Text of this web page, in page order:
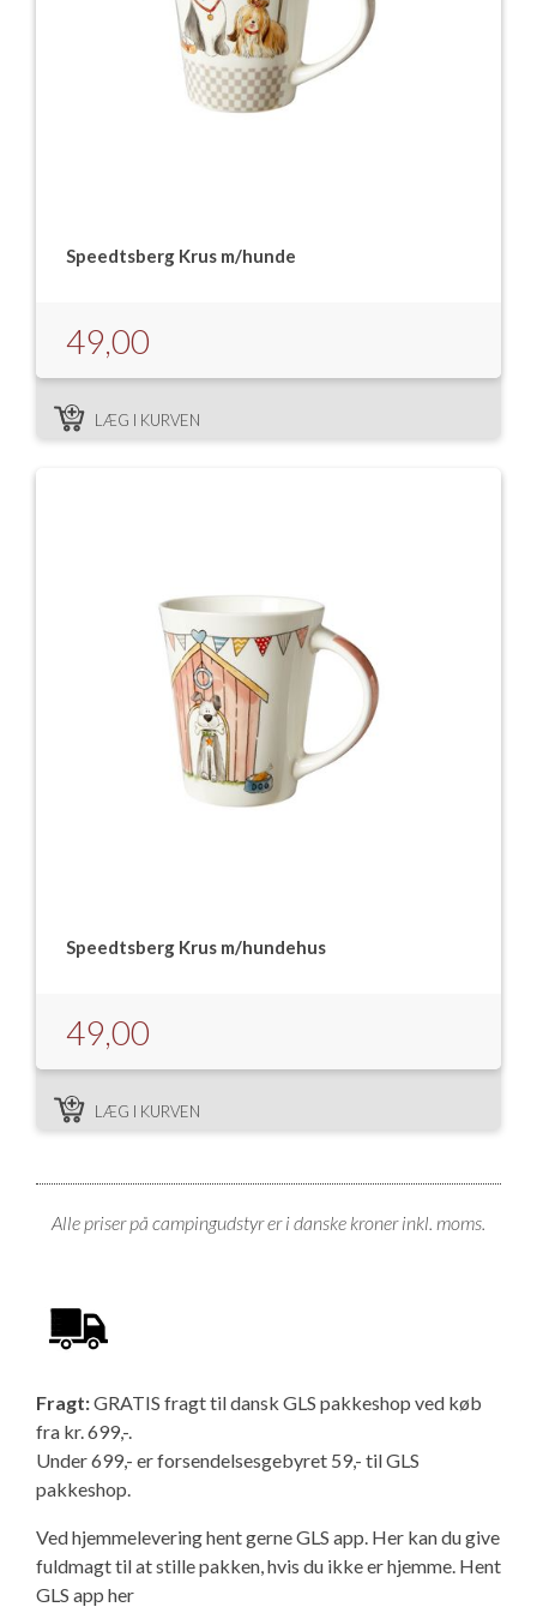
Speedtsberg Krus m/hunde
49,00
LÆG I KURVEN
Speedtsberg Krus m/hundehus
49,00
LÆG I KURVEN
Alle priser på campingudstyr er i danske kroner inkl. moms.
Fragt:GRATIS fragt til dansk GLS pakkeshop ved køb
fra kr. 699,-.
Under 699,- er forsendelsesgebyret 59,- til GLS
pakkeshop.
Ved hjemmelevering hent gerne GLS app. Her kan du give
fuldmagt til at stille pakken, hvis du ikke er hjemme. Hent
GLS app her